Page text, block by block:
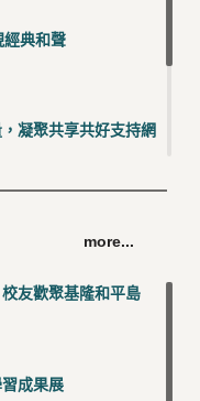
經典和聲
凝聚共享共好支持網
ISO 14001、45001 及
more...
友歡聚基隆和平島
成果展